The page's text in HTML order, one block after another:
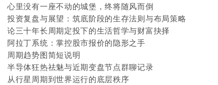
心里没有一座不动的城堡，终将随风而倒
投资复盘与展望：筑底阶段的生存法则与布局策略
论三十年长周期定投下的生活哲学与财富抉择
阿拉丁系统：掌控股市报价的隐形之手
周期趋势图简短说明
半导体狂热祛魅与近期变盘节点群聊记录
从行星周期到世界运行的底层秩序